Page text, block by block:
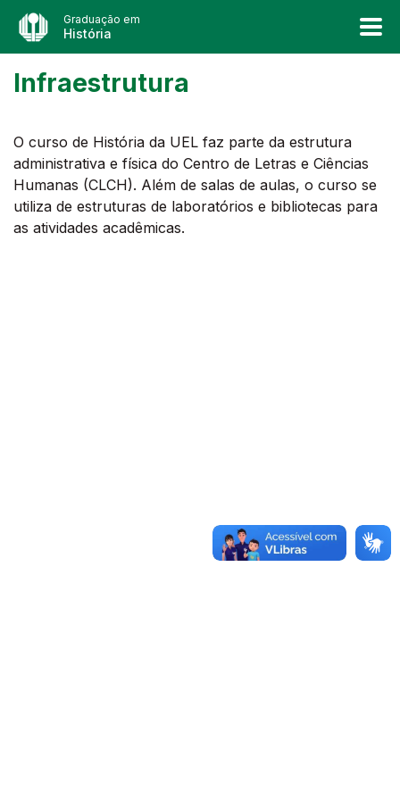
Graduação em
História
Infraestrutura
O curso de História da UEL faz parte da estrutura
administrativa e física do Centro de Letras e Ciências
Humanas (CLCH). Além de salas de aulas, o curso se
utiliza de estruturas de laboratórios e bibliotecas para
as atividades acadêmicas.